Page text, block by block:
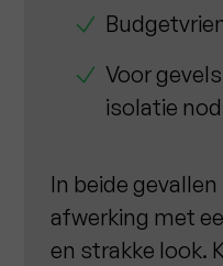
Voor
isolatie
In beide
afwerking met
en strakke look.